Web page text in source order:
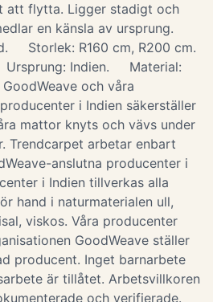
att flytta. Ligger stadigt och
en känsla av ursprung.
Storlek: R160 cm, R200 cm.
Indien. Material:
och våra
i Indien säkerställer
mattor knyts och vävs under
Trendcarpet arbetar enbart
anslutna producenter i
i Indien tillverkas alla
hand i naturmaterialen ull,
viskos. Våra producenter
GoodWeave ställer
producent. Inget barnarbete
är tillåtet. Arbetsvillkoren
och verifierade.